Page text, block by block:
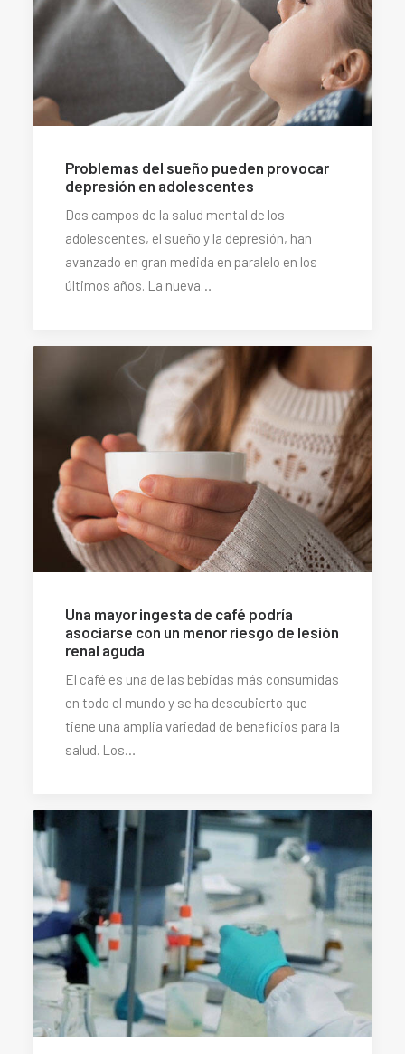
Problemas del sueño pueden provocar
depresión en adolescentes
Dos campos de la salud mental de los
adolescentes, el sueño y la depresión, han
avanzado en gran medida en paralelo en los
últimos años. La nueva…
Una mayor ingesta de café podría
asociarse con un menor riesgo de lesión
renal aguda
El café es una de las bebidas más consumidas
en todo el mundo y se ha descubierto que
tiene una amplia variedad de beneficios para la
salud. Los…